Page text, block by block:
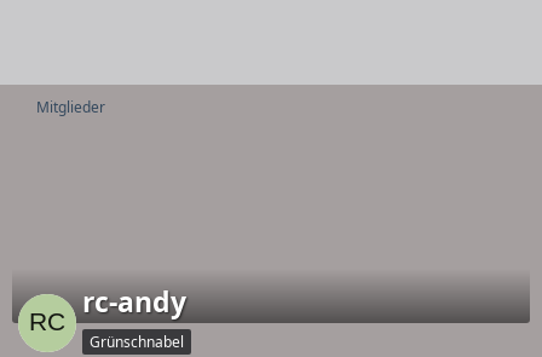
Mitglieder
rc-andy
Grünschnabel